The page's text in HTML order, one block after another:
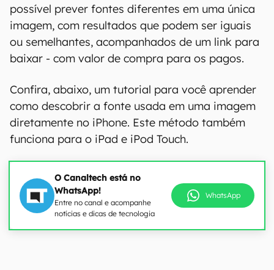
possível prever fontes diferentes em uma única
imagem, com resultados que podem ser iguais
ou semelhantes, acompanhados de um link para
baixar - com valor de compra para os pagos.
Confira, abaixo, um tutorial para você aprender
como descobrir a fonte usada em uma imagem
diretamente no iPhone. Este método também
funciona para o iPad e iPod Touch.
O Canaltech está no
WhatsApp!
Entre no canal e acompanhe
notícias e dicas de tecnologia
WhatsApp